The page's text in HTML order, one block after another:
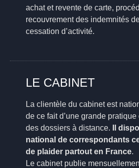
achat et revente de carte,
recouvrement des indemnités
cessation d’activité.
LE CABINET
La clientèle du cabinet est
de ce fait d’une grande
des dossiers à distance. Il
national de correspondants
de plaider partout en France.
Le cabinet publie